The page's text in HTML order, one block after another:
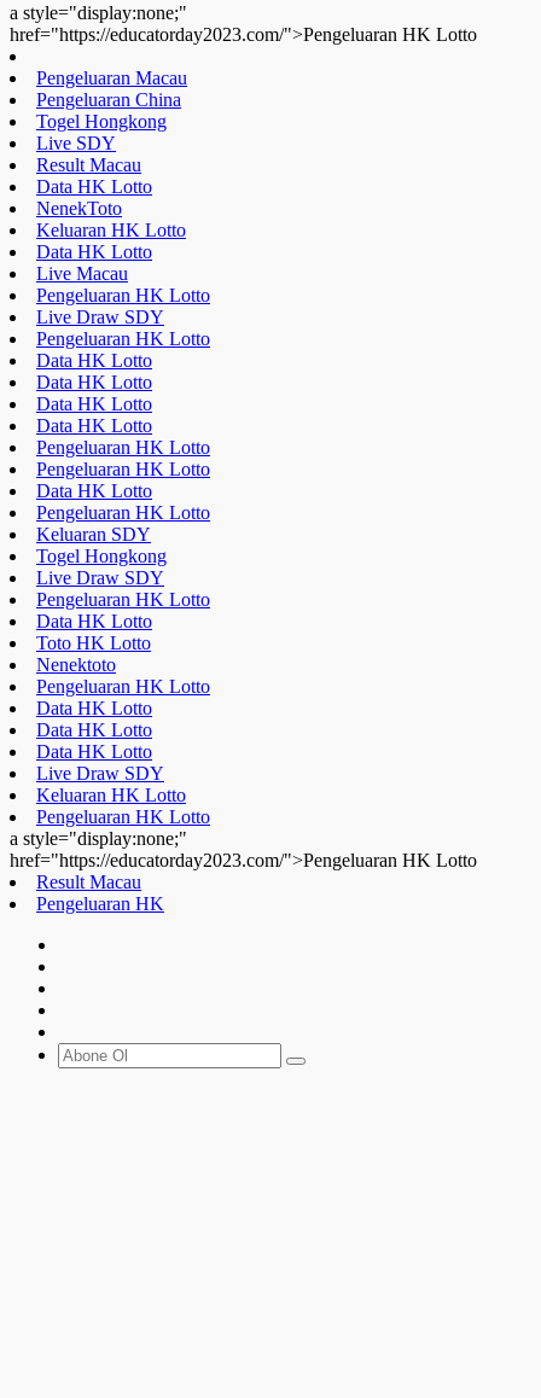
a style="display:none;"
href="https://educatorday2023.com/">Pengeluaran HK Lotto
Pengeluaran Macau
Pengeluaran China
Togel Hongkong
Live SDY
Result Macau
Data HK Lotto
NenekToto
Keluaran HK Lotto
Data HK Lotto
Live Macau
Pengeluaran HK Lotto
Live Draw SDY
Pengeluaran HK Lotto
Data HK Lotto
Data HK Lotto
Data HK Lotto
Data HK Lotto
Pengeluaran HK Lotto
Pengeluaran HK Lotto
Data HK Lotto
Pengeluaran HK Lotto
Keluaran SDY
Togel Hongkong
Live Draw SDY
Pengeluaran HK Lotto
Data HK Lotto
Toto HK Lotto
Nenektoto
Pengeluaran HK Lotto
Data HK Lotto
Data HK Lotto
Data HK Lotto
Live Draw SDY
Keluaran HK Lotto
Pengeluaran HK Lotto
a style="display:none;"
href="https://educatorday2023.com/">Pengeluaran HK Lotto
Result Macau
Pengeluaran HK